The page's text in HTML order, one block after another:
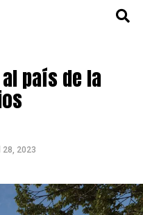
país de la
28, 2023